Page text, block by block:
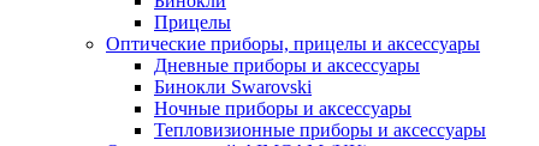
Прицелы
Оптические приборы, прицелы и аксессуары
Дневные приборы и аксессуары
Бинокли Swarovski
Ночные приборы и аксессуары
Тепловизионные приборы и аксессуары